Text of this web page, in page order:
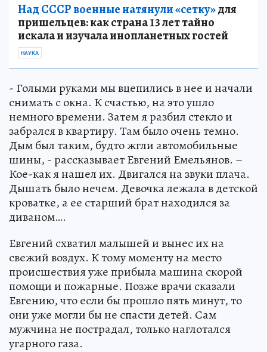
Над СССР военные натянули «сетку»для
пришельцев: как страна 13 лет тайно
искала и изучала инопланетных гостей
НАУКА
- Голыми руками мы вцепились в нее и начали
снимать с окна. К счастью, на это ушло
немного времени. Затем я разбил стекло и
забрался в квартиру. Там было очень темно.
Дым был таким, будто жгли автомобильные
шины, - рассказывает Евгений Емельянов. –
Кое-как я нашел их. Двигался на звуки плача.
Дышать было нечем. Девочка лежала в детской
кроватке, а ее старший брат находился за
диваном….
Евгений схватил малышей и вынес их на
свежий воздух. К тому моменту на место
происшествия уже прибыла машина скорой
помощи и пожарные. Позже врачи сказали
Евгению, что если бы прошло пять минут, то
они уже могли бы не спасти детей. Сам
мужчина не пострадал, только наглотался
угарного газа.